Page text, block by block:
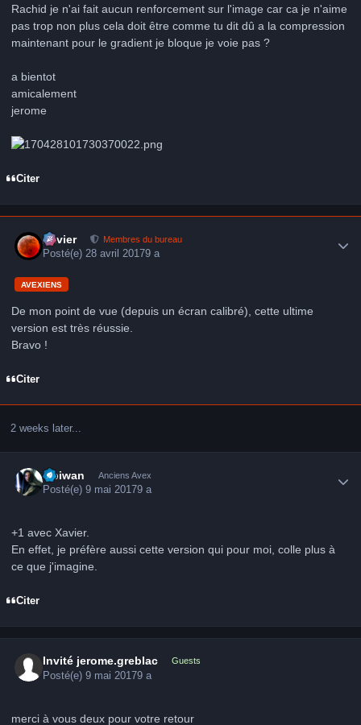
Rachid je n'ai fait aucun renforcement sur l'image car ca je n'aime
pas trop non plus cela doit être comme tu dit dû a la compression
maintenant pour le gradient je bloque je voie pas ?
a bientot
amicalement
jerome
Citer
Xavier Membres du bureau
Posté(e)28 avril 20179 a
AVEXIENS
De mon point de vue (depuis un écran calibré), cette ultime
version est très réussie.
Bravo !
Citer
2 weeks later...
Obiwan Anciens Avex
Posté(e)9 mai 20179 a
+1 avec Xavier.
En effet, je préfère aussi cette version qui pour moi, colle plus à
ce que j'imagine.
Citer
Invité jerome.greblac Guests
Posté(e)9 mai 20179 a
merci à vous deux pour votre retour